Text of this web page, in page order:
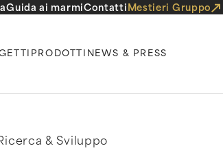
Guida ai marmiContattiMestieri Gruppo
PRODOTTINEWS & PRESS
& Sviluppo